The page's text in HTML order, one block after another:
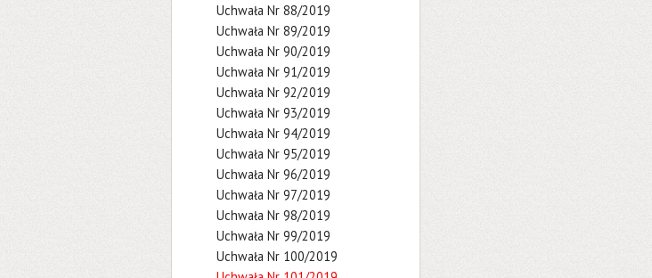
Uchwała Nr 88/2019
Uchwała Nr 89/2019
Uchwała Nr 90/2019
Uchwała Nr 91/2019
Uchwała Nr 92/2019
Uchwała Nr 93/2019
Uchwała Nr 94/2019
Uchwała Nr 95/2019
Uchwała Nr 96/2019
Uchwała Nr 97/2019
Uchwała Nr 98/2019
Uchwała Nr 99/2019
Uchwała Nr 100/2019